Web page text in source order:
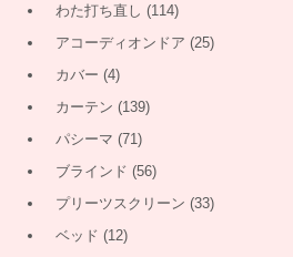
わた打ち直し (114)
アコーディオンドア (25)
カバー (4)
カーテン (139)
パシーマ (71)
ブラインド (56)
プリーツスクリーン (33)
ベッド (12)